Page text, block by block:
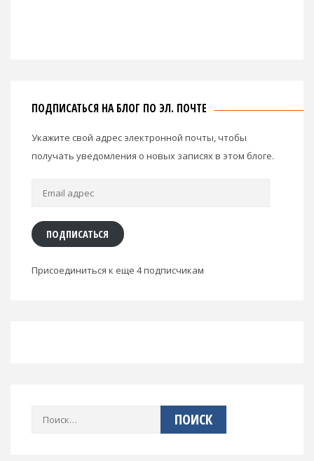
ПОДПИСАТЬСЯ НА БЛОГ ПО ЭЛ. ПОЧТЕ
Укажите свой адрес электронной почты, чтобы
получать уведомления о новых записях в этом блоге.
Email
ПОДПИСАТЬСЯ
Присоединиться к еще 4 подписчикам
Найти: